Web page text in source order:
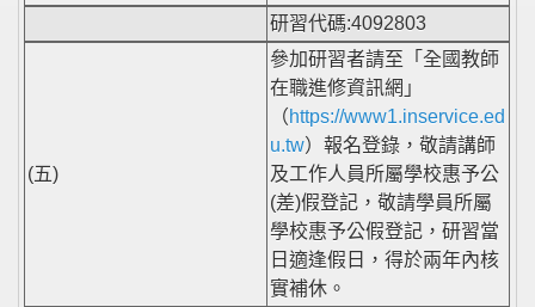
研習代碼:4092803
(五)
參加研習者請至「全國教師
在職進修資訊網」
（https://www1.inservice.ed
u.tw）報名登錄，敬請講師
及工作人員所屬學校惠予公
(差)假登記，敬請學員所屬
學校惠予公假登記，研習當
日適逢假日，得於兩年內核
實補休。